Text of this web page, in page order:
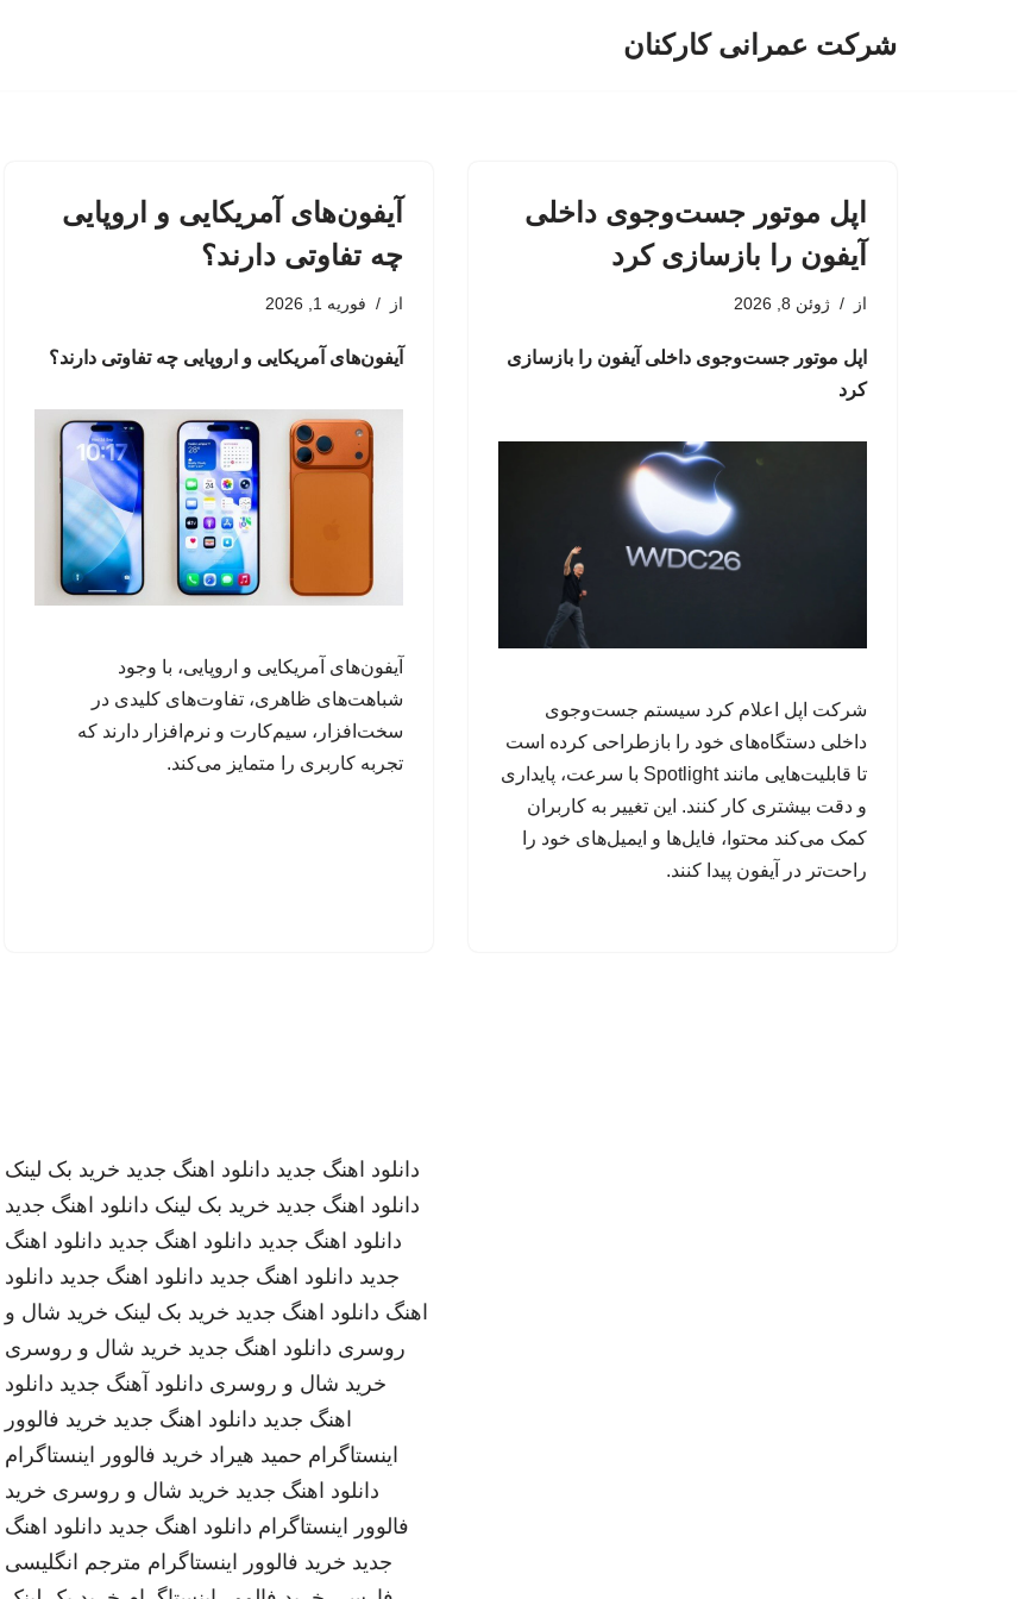
شرکت عمرانی کارکنان
اپل موتور جست‌وجوی داخلی
آیفون را بازسازی کرد
از ژوئن 8, 2026
اپل موتور جست‌وجوی داخلی آیفون را بازسازی
کرد
شرکت اپل اعلام کرد سیستم جست‌وجوی
داخلی دستگاه‌های خود را بازطراحی کرده است
تا قابلیت‌هایی مانند Spotlight با سرعت، پایداری
و دقت بیشتری کار کنند. این تغییر به کاربران
کمک می‌کند محتوا، فایل‌ها و ایمیل‌های خود را
راحت‌تر در آیفون پیدا کنند.
آیفون‌های آمریکایی و اروپایی
چه تفاوتی دارند؟
از فوریه 1, 2026
آیفون‌های آمریکایی و اروپایی چه تفاوتی دارند؟
آیفون‌های آمریکایی و اروپایی، با وجود
شباهت‌های ظاهری، تفاوت‌های کلیدی در
سخت‌افزار، سیم‌کارت و نرم‌افزار دارند که
تجربه کاربری را متمایز می‌کند.
دانلود اهنگ جدید دانلود اهنگ جدید خرید بک لینک
دانلود اهنگ جدید خرید بک لینک دانلود اهنگ جدید
دانلود اهنگ جدید دانلود اهنگ جدید دانلود اهنگ
جدید دانلود اهنگ جدید دانلود اهنگ جدید دانلود
اهنگ دانلود اهنگ جدید خرید بک لینک خرید شال و
روسری دانلود اهنگ جدید خرید شال و روسری
خرید شال و روسری دانلود آهنگ جدید دانلود
اهنگ جدید دانلود اهنگ جدید خرید فالوور
اینستاگرام حمید هیراد خرید فالوور اینستاگرام
دانلود اهنگ جدید خرید شال و روسری خرید
فالوور اینستاگرام دانلود اهنگ جدید دانلود اهنگ
جدید خرید فالوور اینستاگرام مترجم انگلیسی